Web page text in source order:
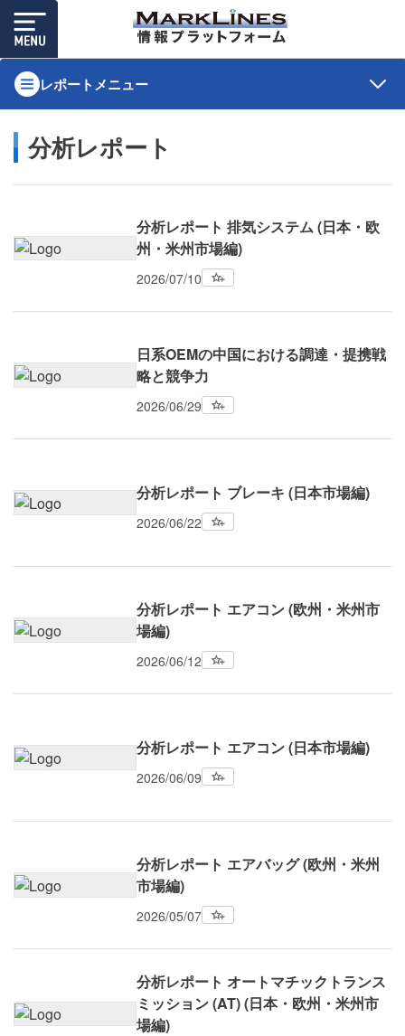
レポートメニュー
分析レポート
分析レポート 排気システム (日本・欧
州・米州市場編)
2026/07/10
日系OEMの中国における調達・提携戦
略と競争力
2026/06/29
分析レポート ブレーキ (日本市場編)
2026/06/22
分析レポート エアコン (欧州・米州市
場編)
2026/06/12
分析レポート エアコン (日本市場編)
2026/06/09
分析レポート エアバッグ (欧州・米州
市場編)
2026/05/07
分析レポート オートマチックトランス
ミッション (AT) (⽇本・欧州・米州市
場編)